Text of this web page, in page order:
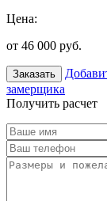
Цена:
от 46 000 руб.
Заказать
замерщика
Получить расчет